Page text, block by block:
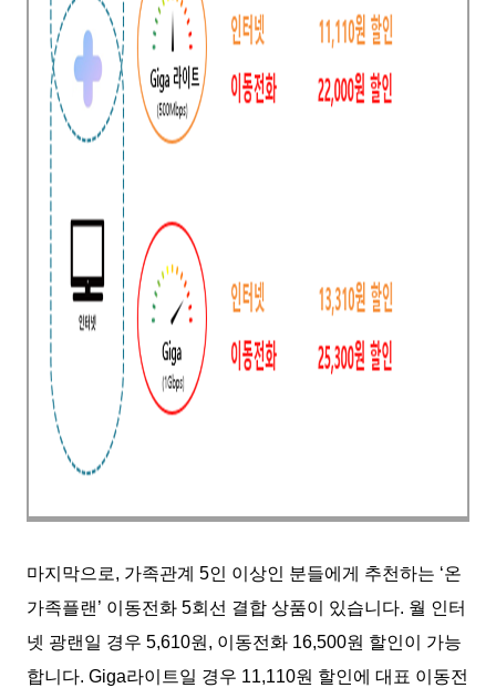
마지막으로, 가족관계 5인 이상인 분들에게 추천하는 ‘온
가족플랜’ 이동전화 5회선 결합 상품이 있습니다. 월 인터
넷 광랜일 경우 5,610원, 이동전화 16,500원 할인이 가능
합니다. Giga라이트일 경우 11,110원 할인에 대표 이동전